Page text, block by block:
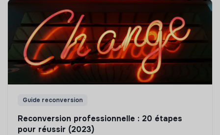
Guide reconversion
Reconversion professionnelle : 20 étapes
pour réussir (2023)